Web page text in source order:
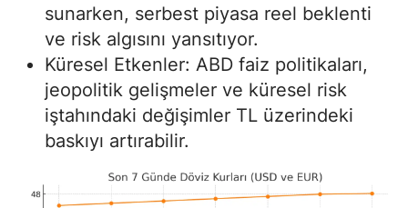
sunarken, serbest piyasa reel beklenti
ve risk algısını yansıtıyor.
Küresel Etkenler: ABD faiz politikaları,
jeopolitik gelişmeler ve küresel risk
iştahındaki değişimler TL üzerindeki
baskıyı artırabilir.